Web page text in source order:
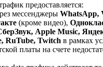
предоставляется:
мессенджеры WhatsApp,
(кроме видео),
Apple Music,
RuTube, Twitch в рамках
платы на счете